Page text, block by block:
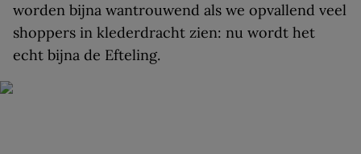
worden bijna wantrouwend als we opvallend veel
shoppers in klederdracht zien: nu wordt het
echt bijna de Efteling.